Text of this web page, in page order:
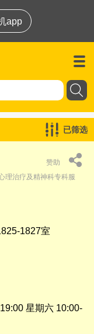
app
已筛选
赞助
理治疗及精神科专科服
1827室
星期六 10:00-